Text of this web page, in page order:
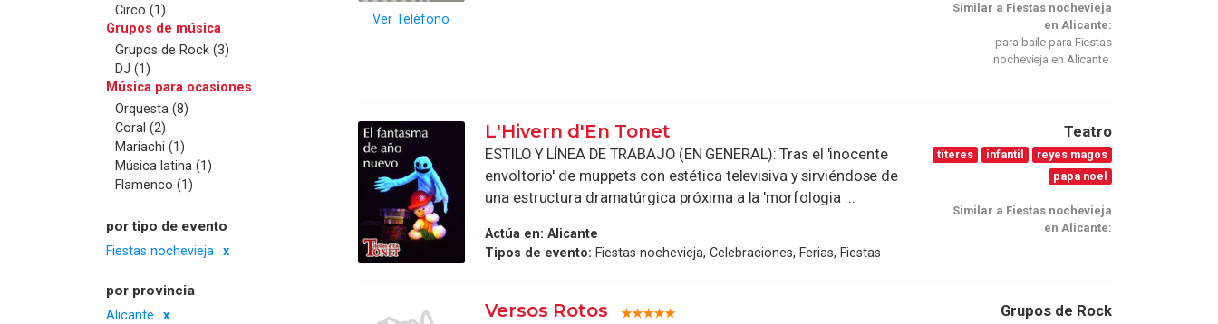
Circo (1)
Grupos de música
Grupos de Rock (3)
DJ (1)
Música para ocasiones
Orquesta (8)
Coral (2)
Mariachi (1)
Música latina (1)
Flamenco (1)
por tipo de evento
Fiestas nochevieja
por provincia
Alicante
Ver Teléfono
Similar a Fiestas nochevieja
en Alicante:
para baile para Fiestas
nochevieja en Alicante
L'Hivern d'En Tonet
ESTILO Y LÍNEA DE TRABAJO (EN GENERAL): Tras el 'inocente
envoltorio' de muppets con estética televisiva y sirviéndose de
una estructura dramatúrgica próxima a la 'morfologia ...
Actúa en: Alicante
Tipos de evento: Fiestas nochevieja, Celebraciones, Ferias, Fiestas
Teatro
títeres infantil
reyes magos
papa noel
Similar a Fiestas nochevieja
en Alicante:
Versos Rotos Grupos de Rock